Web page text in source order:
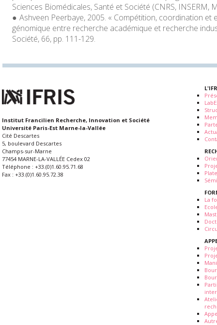
Sciences Biomédicales, Santé et Société (CNRS, INSERM,
Ashveen Peerbaye, 2005. « Compétition, coordination et
génomique entre recherche académique et recherche
Société, 66, pp. 111-129.
Institut Francilien Recherche, Innovation et Société
Université Paris-Est Marne-la-Vallée
Cité Descartes
5, boulevard Descartes
Champs-sur-Marne
77454 MARNE-LA-VALLÉE Cedex 02
Téléphone : +33.(0)1.60.95.71.68
Fax : +33.(0)1.60.95.72.38
La